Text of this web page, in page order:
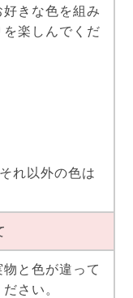
きな色を組み
楽しんでくだ
れ以外の色は
と色が違って
さい。